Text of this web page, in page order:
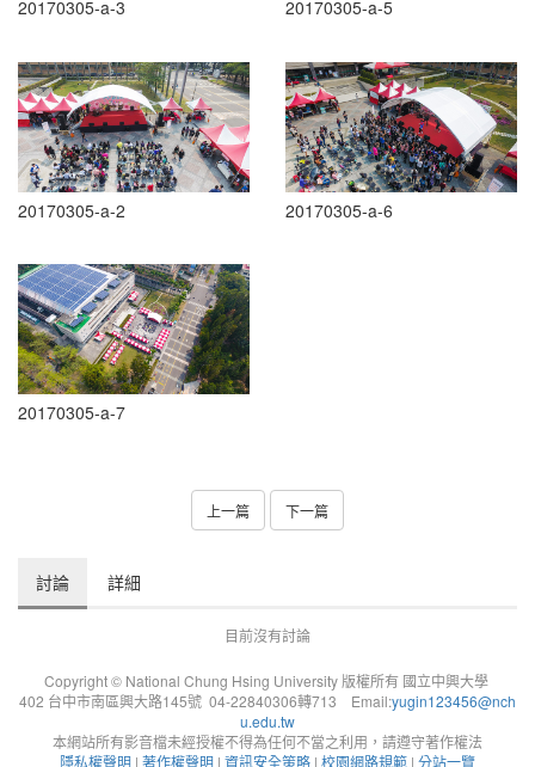
20170305-a-3 20170305-a-5
20170305-a-2 20170305-a-6
20170305-a-7
上一篇 下一篇
討論 詳細
目前沒有討論
Copyright © National Chung Hsing University 版權所有 國立中興大學
402 台中市南區興大路145號 04-22840306轉713 Email:yugin123456@nch
u.edu.tw
本網站所有影音檔未經授權不得為任何不當之利用，請遵守著作權法
隱私權聲明 | 著作權聲明 | 資訊安全策略 | 校園網路規範 | 分站一覽